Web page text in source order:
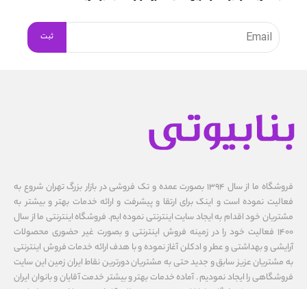
فروشگاه ما از سال ۱۳۹۴ بصورت عمده و تک فروشی در بازار بزرگ تهران شروع به
فعالیت نموده است و اینک برای ارتقا و پیشرفت و ارائه خدمات بهتر و بیشتر به
مشتریان خود اقدام به ایجاد سایت اینترنتی نموده ایم. فروشگاه اینترنتی ما از سال
1400 فعالیت خود را در زمینه فروش اینترنتی و بصورت غیر حضوری محصولات
آرایشی و بهداشتی و عطر و ادکلن آغاز نموده و با هدف ارائه خدمات فروش اینترنتی
به مشتریان عزیز سابق و جدید حتی به مشتریان دورترین نقاط ایران زمین این سایت
فروشگاهی را ایجاد نمودیم . آماده خدمات بهتر و بیشتر خدمت آقایان و بانوان ایران